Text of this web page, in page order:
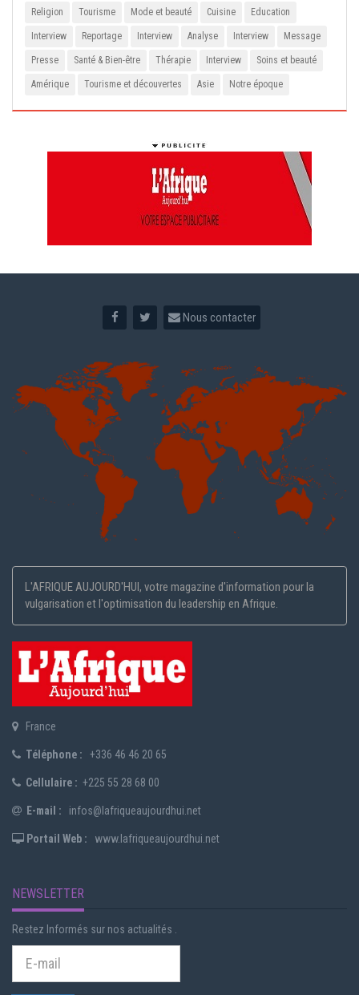
Religion Tourisme Mode et beauté Cuisine Education
Interview Reportage Interview Analyse Interview Message
Presse Santé & Bien-être Thérapie Interview Soins et beauté
Amérique Tourisme et découvertes Asie Notre époque
Nous contacter
L'AFRIQUE AUJOURD'HUI, votre magazine d'information pour la
vulgarisation et l'optimisation du leadership en Afrique.
France
Téléphone : +336 46 46 20 65
Cellulaire : +225 55 28 68 00
E-mail : infos@lafriqueaujourdhui.net
Portail Web : www.lafriqueaujourdhui.net
NEWSLETTER
Restez Informés sur nos actualités .